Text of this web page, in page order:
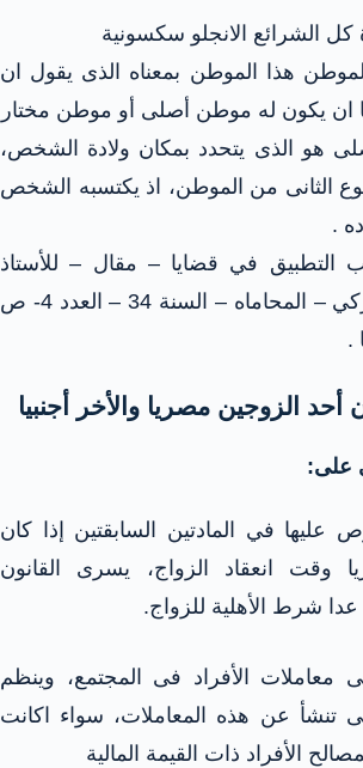
الشرائع الانجلو سكسونية
هذا الموطن بمعناه الذى يقول ان
يكون له موطن أصلى أو موطن مختار
هو الذى يتحدد بمكان ولادة الشخص،
الثانى من الموطن، اذ يكتسبه الشخص
.
التطبيق في قضايا – مقال – للأستاذ
سيف النصر زكي – المحاماه – السنة 34 – العدد 4- ص
أحد الزوجين مصريا والأخر أجنبيا
على:
عليها في المادتين السابقتين إذا كان
وقت انعقاد الزواج، يسرى القانون
شرط الأهلية للزواج.
معاملات الأفراد فى المجتمع، وينظم
تنشأ عن هذه المعاملات، سواء اكانت
الأفراد ذات القيمة المالية